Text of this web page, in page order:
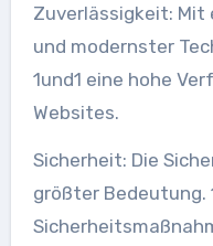
Zuverlässigkeit:
und modernster
1und1 eine hohe
Websites.
Sicherheit: Die
größter Bedeutung.